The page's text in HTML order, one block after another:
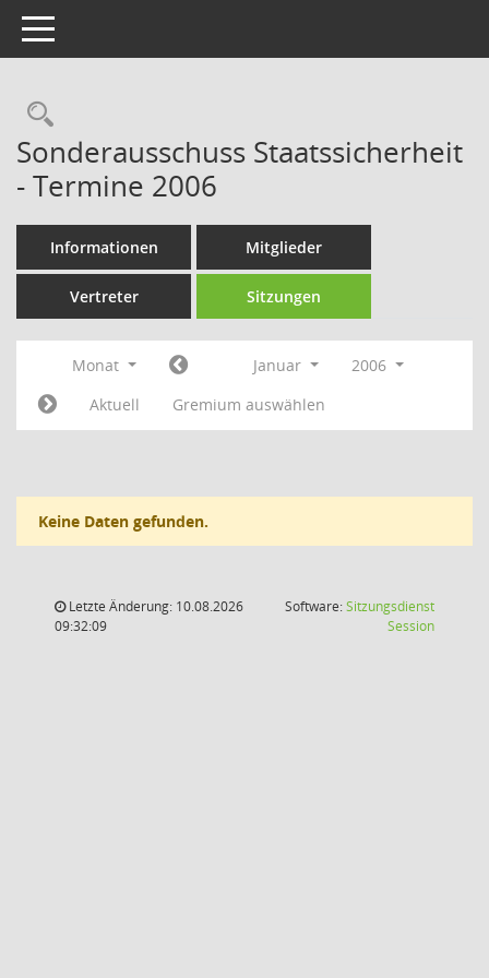
Toggle navigation
Rechercheauswahl
Sonderausschuss Staatssicherheit
- Termine 2006
Informationen Mitglieder
Vertreter Sitzungen
Monat Januar
2006
Aktuell
Gremium auswählen
Keine Daten gefunden.
Letzte Änderung: 10.08.2026
09:32:09
Software:Sitzungsdienst
Session(Wird in